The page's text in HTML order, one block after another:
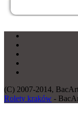
(C) 2007-2014,
Rolety kraków -